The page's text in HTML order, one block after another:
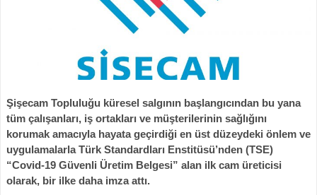
Şişecam Topluluğu küresel salgının başlangıcından bu yana
tüm çalışanları, iş ortakları ve müşterilerinin sağlığını
korumak amacıyla hayata geçirdiği en üst düzeydeki önlem ve
uygulamalarla Türk Standardları Enstitüsü’nden (TSE)
“Covid-19 Güvenli Üretim Belgesi” alan ilk cam üreticisi
olarak, bir ilke daha imza attı.